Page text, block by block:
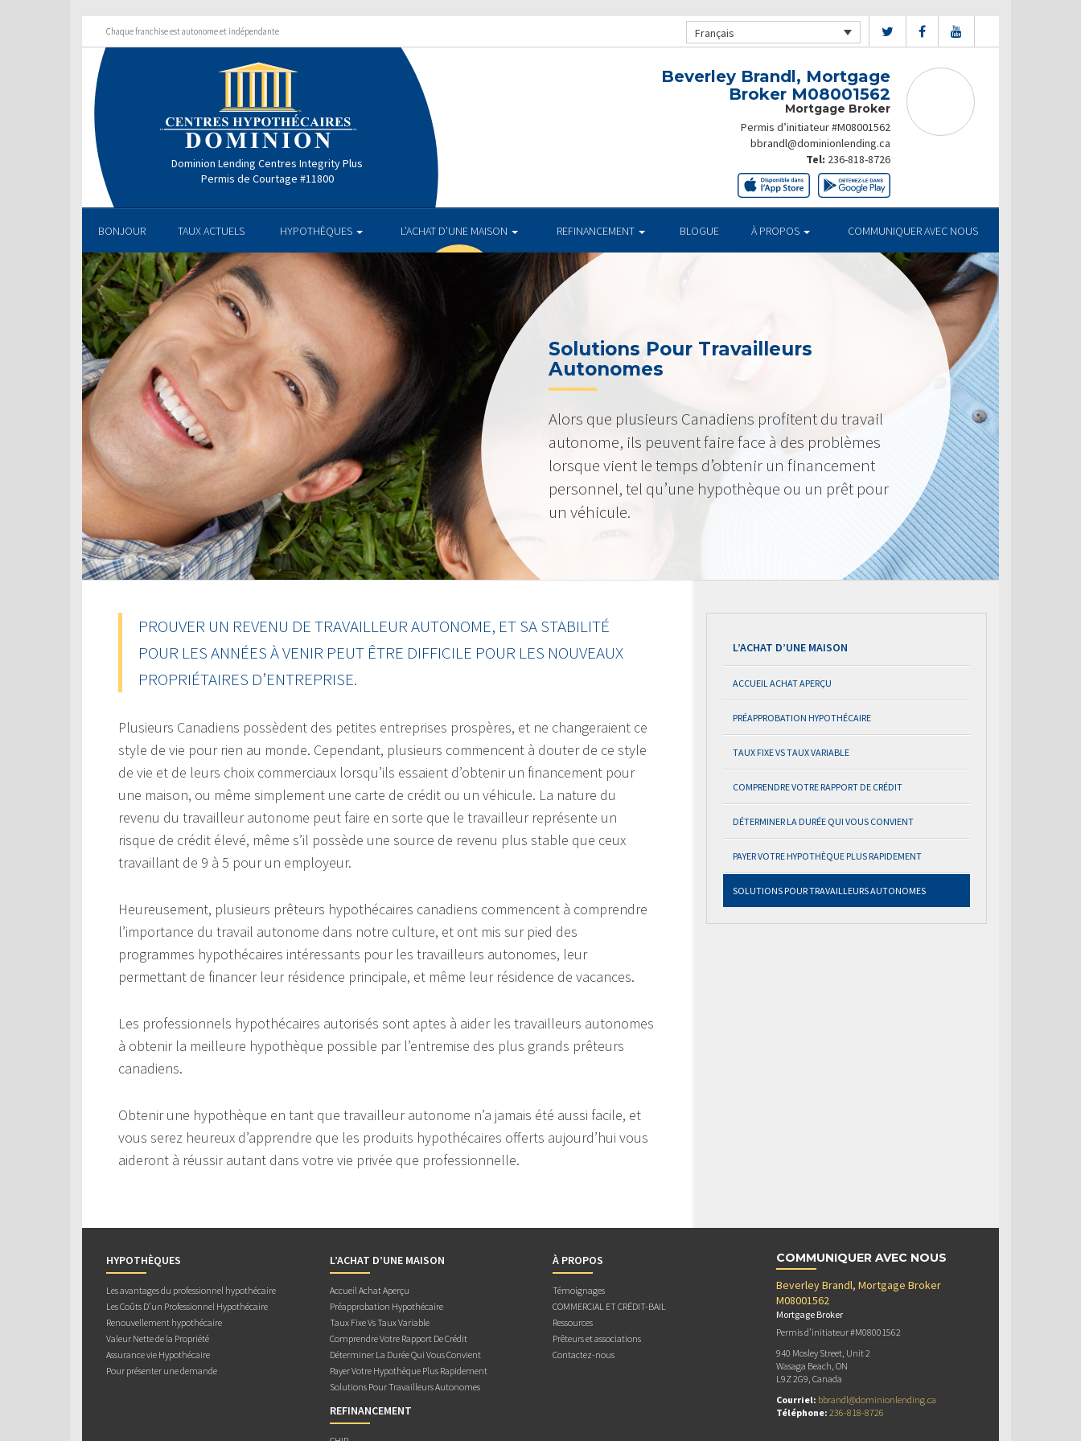
Chaque franchise est autonome et indépendante Français
Dominion Lending Centres Integrity Plus
Permis de Courtage #11800
Beverley Brandl, Mortgage
Broker M08001562
Mortgage Broker
Permis d’initiateur #M08001562
bbrandl@dominionlending.ca
Tel: 236-818-8726
BONJOUR TAUX ACTUELS HYPOTHÈQUES L’ACHAT D’UNE MAISON REFINANCEMENT BLOGUE À PROPOS COMMUNIQUER AVEC NOUS
Solutions Pour Travailleurs
Autonomes
Alors que plusieurs Canadiens profitent du travail
autonome, ils peuvent faire face à des problèmes
lorsque vient le temps d’obtenir un financement
personnel, tel qu’une hypothèque ou un prêt pour
un véhicule.
PROUVER UN REVENU DE TRAVAILLEUR AUTONOME, ET SA STABILITÉ
POUR LES ANNÉES À VENIR PEUT ÊTRE DIFFICILE POUR LES NOUVEAUX
PROPRIÉTAIRES D’ENTREPRISE.
Plusieurs Canadiens possèdent des petites entreprises prospères, et ne changeraient ce
style de vie pour rien au monde. Cependant, plusieurs commencent à douter de ce style
de vie et de leurs choix commerciaux lorsqu’ils essaient d’obtenir un financement pour
une maison, ou même simplement une carte de crédit ou un véhicule. La nature du
revenu du travailleur autonome peut faire en sorte que le travailleur représente un
risque de crédit élevé, même s’il possède une source de revenu plus stable que ceux
travaillant de 9 à 5 pour un employeur.
Heureusement, plusieurs prêteurs hypothécaires canadiens commencent à comprendre
l’importance du travail autonome dans notre culture, et ont mis sur pied des
programmes hypothécaires intéressants pour les travailleurs autonomes, leur
permettant de financer leur résidence principale, et même leur résidence de vacances.
Les professionnels hypothécaires autorisés sont aptes à aider les travailleurs autonomes
à obtenir la meilleure hypothèque possible par l’entremise des plus grands prêteurs
canadiens.
Obtenir une hypothèque en tant que travailleur autonome n’a jamais été aussi facile, et
vous serez heureux d’apprendre que les produits hypothécaires offerts aujourd’hui vous
aideront à réussir autant dans votre vie privée que professionnelle.
L’ACHAT D’UNE MAISON
ACCUEIL ACHAT APERÇU
PRÉAPPROBATION HYPOTHÉCAIRE
TAUX FIXE VS TAUX VARIABLE
COMPRENDRE VOTRE RAPPORT DE CRÉDIT
DÉTERMINER LA DURÉE QUI VOUS CONVIENT
PAYER VOTRE HYPOTHÈQUE PLUS RAPIDEMENT
SOLUTIONS POUR TRAVAILLEURS AUTONOMES
HYPOTHÈQUES
Les avantages du professionnel hypothécaire
Les Coûts D’un Professionnel Hypothécaire
Renouvellement hypothécaire
Valeur Nette de la Propriété
Assurance vie Hypothécaire
Pour présenter une demande
L’ACHAT D’UNE MAISON
Accueil Achat Aperçu
Préapprobation Hypothécaire
Taux Fixe Vs Taux Variable
Comprendre Votre Rapport De Crédit
Déterminer La Durée Qui Vous Convient
Payer Votre Hypothèque Plus Rapidement
Solutions Pour Travailleurs Autonomes
REFINANCEMENT
À PROPOS
Témoignages
COMMERCIAL ET CRÉDIT-BAIL
Ressources
Prêteurs et associations
Contactez-nous
COMMUNIQUER AVEC NOUS
Beverley Brandl, Mortgage Broker
M08001562
Mortgage Broker
Permis d’initiateur #M08001562
940 Mosley Street, Unit 2
Wasaga Beach, ON
L9Z 2G9, Canada
Courriel: bbrandl@dominionlending.ca
Téléphone: 236-818-8726